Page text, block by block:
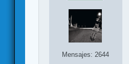
Mensajes: 2644